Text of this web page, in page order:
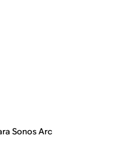
Sonos Arc